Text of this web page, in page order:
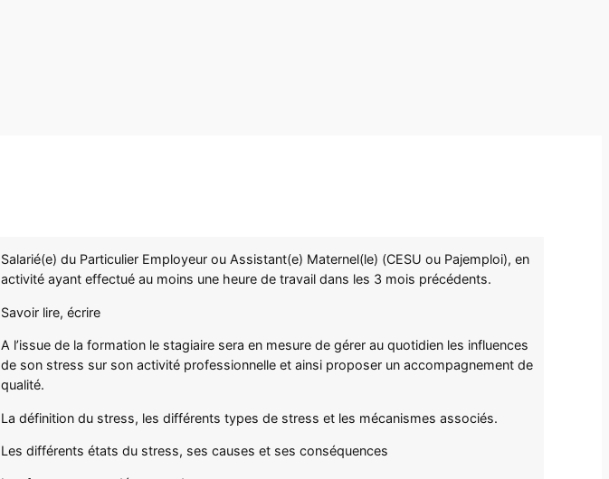
Salarié(e) du Particulier Employeur ou Assistant(e) Maternel(le) (CESU ou Pajemploi), en
activité ayant effectué au moins une heure de travail dans les 3 mois précédents.
Savoir lire, écrire
A l’issue de la formation le stagiaire sera en mesure de gérer au quotidien les influences
de son stress sur son activité professionnelle et ainsi proposer un accompagnement de
qualité.
La définition du stress, les différents types de stress et les mécanismes associés.
Les différents états du stress, ses causes et ses conséquences